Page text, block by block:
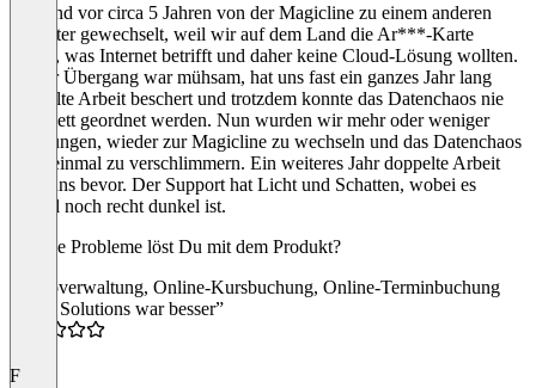
Wir sind vor circa 5 Jahren von der Magicline zu einem anderen
Anbieter gewechselt, weil wir auf dem Land die Ar***-Karte
haben, was Internet betrifft und daher keine Cloud-Lösung wollten.
Dieser Übergang war mühsam, hat uns fast ein ganzes Jahr lang
doppelte Arbeit beschert und trotzdem konnte das Datenchaos nie
komplett geordnet werden. Nun wurden wir mehr oder weniger
gezwungen, wieder zur Magicline zu wechseln und das Datenchaos
noch einmal zu verschlimmern. Ein weiteres Jahr doppelte Arbeit
steht uns bevor. Der Support hat Licht und Schatten, wobei es
aktuell noch recht dunkel ist.
Welche Probleme löst Du mit dem Produkt?
Studioverwaltung, Online-Kursbuchung, Online-Terminbuchung
“Easy Solutions war besser”
F